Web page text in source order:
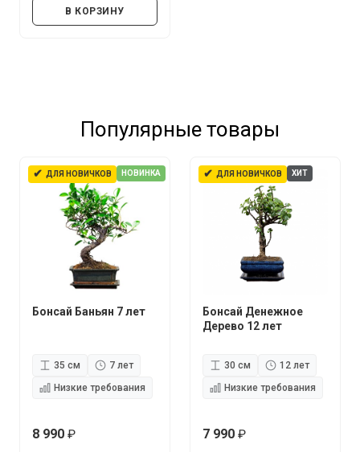
В КОРЗИНУ
Популярные товары
✔ ДЛЯ НОВИЧКОВ НОВИНКА
Бонсай Баньян 7 лет
35 см
7 лет
Низкие требования
8 990
✔ ДЛЯ НОВИЧКОВ ХИТ
Бонсай Денежное
Дерево 12 лет
30 см
12 лет
Низкие требования
7 990